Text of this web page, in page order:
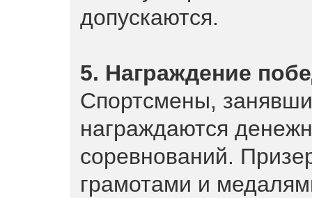
допускаются.
5. Награждение
Спортсмены,
награждаются
соревнований.
грамотами и